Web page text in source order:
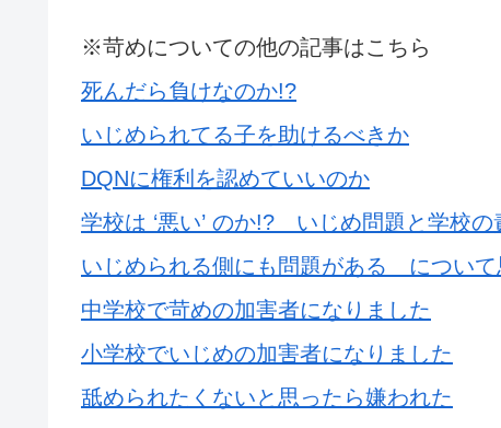
※苛めについての他の記事はこちら
死んだら負けなのか!?
いじめられてる子を助けるべきか
DQNに権利を認めていいのか
学校は ‘悪い’ のか!? いじめ問題と学校の
いじめられる側にも問題がある について
中学校で苛めの加害者になりました
小学校でいじめの加害者になりました
舐められたくないと思ったら嫌われた